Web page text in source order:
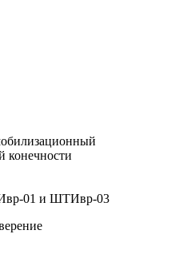
конечности
01 и ШТИвр-03